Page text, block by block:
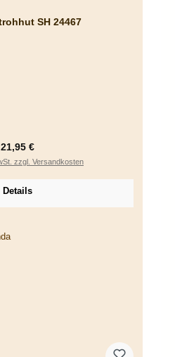
SH 24467
Regulärer Preis:
21,95 €
zzgl. Versandkosten
Details